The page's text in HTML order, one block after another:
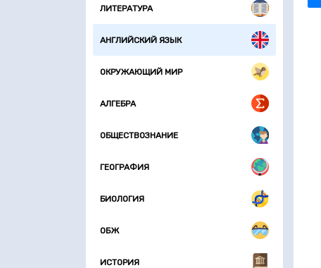
ЛИТЕРАТУРА
АНГЛИЙСКИЙ ЯЗЫК
ОКРУЖАЮЩИЙ МИР
АЛГЕБРА
ОБЩЕСТВОЗНАНИЕ
ГЕОГРАФИЯ
БИОЛОГИЯ
ОБЖ
ИСТОРИЯ